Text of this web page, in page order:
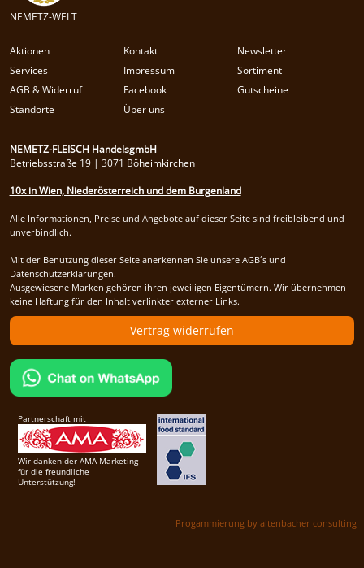
NEMETZ-WELT
Aktionen Kontakt
Newsletter
Services
Impressum
Sortiment
AGB & Widerruf
Facebook
Gutscheine
Standorte
Über uns
NEMETZ-FLEISCH HandelsgmbH
Betriebsstraße 19 | 3071 Böheimkirchen
10x in Wien, Niederösterreich und dem Burgenland
Alle Informationen, Preise und Angebote auf dieser Seite sind freibleibend und
unverbindlich.
Mit der Benutzung dieser Seite anerkennen Sie unsere AGB´s und
Datenschutzerklärungen.
Ausgewiesene Marken gehören ihren jeweiligen Eigentümern. Wir übernehmen
keine Haftung für den Inhalt verlinkter externer Links.
Vertrag widerrufen
Partnerschaft mit
Wir danken der AMA-Marketing
für die freundliche
Unterstützung!
Progammierung by altenbacher consulting